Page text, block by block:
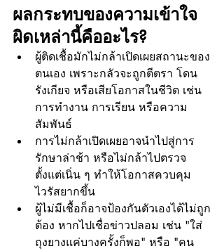
ผลกระทบของความเข้าใจ
ผิดเหล่านี้คืออะไร?
ผู้ติดเชื้อมักไม่กล้าเปิดเผยสถานะของ
ตนเอง เพราะกลัวจะถูกตีตรา โดน
รังเกียจ หรือเสียโอกาสในชีวิต เช่น
การทำงาน การเรียน หรือความ
สัมพันธ์
การไม่กล้าเปิดเผยอาจนำไปสู่การ
รักษาล่าช้า หรือไม่กล้าไปตรวจ
ตั้งแต่เนิ่น ๆ ทำให้โอกาสควบคุม
ไวรัสยากขึ้น
ผู้ไม่มีเชื้อก็อาจป้องกันตัวเองได้ไม่ถูก
ต้อง หากไปเชื่อข่าวปลอม เช่น "ใส่
ถุงยางแค่บางครั้งก็พอ" หรือ "คน